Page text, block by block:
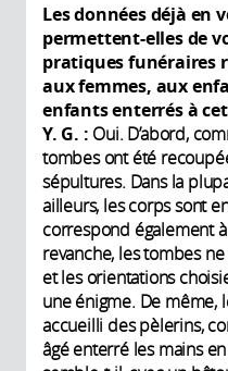
Les données déjà en
permettent-elles de
pratiques funéraires
aux femmes, aux
enfants enterrés à
Y. G. : Oui. D’abord,
tombes ont été
sépultures. Dans la
ailleurs, les corps sont
correspond également
revanche, les tombes
et les orientations
une énigme. De
accueilli des pèlerins,
âgé enterré les mains